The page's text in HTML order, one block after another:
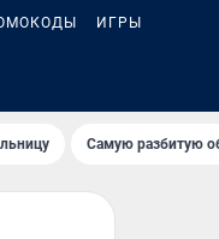
ИГРЫ
Самую разбитую